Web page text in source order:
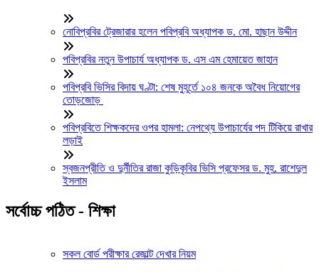
নোবিপ্রবির ট্রেজারার হলেন পবিপ্রবি অধ্যাপক ড. মো. হাছান উদ্দীন
পবিপ্রবির নতুন উপাচার্য অধ্যাপক ড. এস এম হেমায়েত জাহান
পবিপ্রবি ভিসির বিদায় ঘণ্টা: শেষ মুহূর্তে ১০৪ জনকে অবৈধ নিয়োগের
তোড়জোড়
পবিপ্রবিতে শিক্ষকদের ওপর হামলা: নেপথ্যে উপাচার্যের পদ টিকিয়ে রাখার
লড়াই
স্বজনপ্রীতি ও দুর্নীতির রাজা কুড়িকৃবির ভিসি প্রফেসর ড. মুহ. রাশেদুল
ইসলাম
সর্বোচ্চ পঠিত - শিক্ষা
সকল বোর্ড পরীক্ষার রেজাল্ট দেখার নিয়ম